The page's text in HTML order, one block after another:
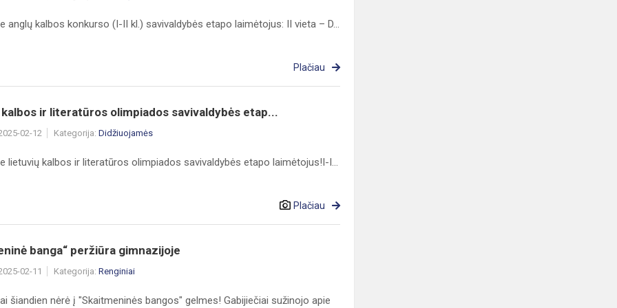
anglų kalbos konkurso (I-II kl.) savivaldybės etapo laimėtojus: II vieta – D...
Plačiau
ir literatūros olimpiados savivaldybės etap...
02-12 Kategorija: Didžiuojamės
lietuvių kalbos ir literatūros olimpiados savivaldybės etapo laimėtojus! ​​I-I...
Plačiau
banga“ peržiūra gimnazijoje
02-11 Kategorija: Renginiai
šiandien nėrė į "Skaitmeninės bangos" gelmes! Gabijiečiai sužinojo apie